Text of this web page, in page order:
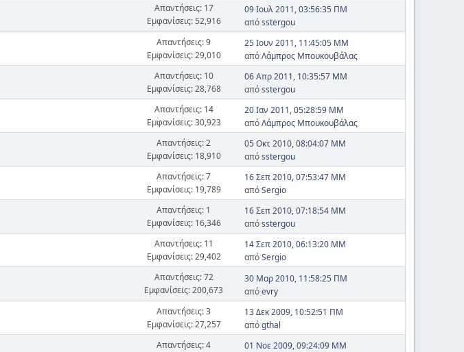
Απαντήσεις: 17
Εμφανίσεις: 52,916
09 Ιουλ 2011, 03:56:35 ΠΜ
απόsstergou
Απαντήσεις: 9
Εμφανίσεις: 29,010
25 Ιουν 2011, 11:45:05 ΜΜ
απόΛάμπρος Μπουκουβάλας
Απαντήσεις: 10
Εμφανίσεις: 28,768
06 Απρ 2011, 10:35:57 ΜΜ
απόsstergou
Απαντήσεις: 14
Εμφανίσεις: 30,923
20 Ιαν 2011, 05:28:59 ΜΜ
απόΛάμπρος Μπουκουβάλας
Απαντήσεις: 2
Εμφανίσεις: 18,910
05 Οκτ 2010, 08:04:07 ΜΜ
απόsstergou
Απαντήσεις: 7
Εμφανίσεις: 19,789
16 Σεπ 2010, 07:53:47 ΜΜ
απόSergio
Απαντήσεις: 1
Εμφανίσεις: 16,346
16 Σεπ 2010, 07:18:54 ΜΜ
απόsstergou
Απαντήσεις: 11
Εμφανίσεις: 29,402
14 Σεπ 2010, 06:13:20 ΜΜ
απόSergio
Απαντήσεις: 72
Εμφανίσεις: 200,673
30 Μαρ 2010, 11:58:25 ΠΜ
απόevry
Απαντήσεις: 3
Εμφανίσεις: 27,257
13 Δεκ 2009, 10:52:51 ΠΜ
απόgthal
Απαντήσεις: 4
01 Νοε 2009, 09:24:09 ΜΜ